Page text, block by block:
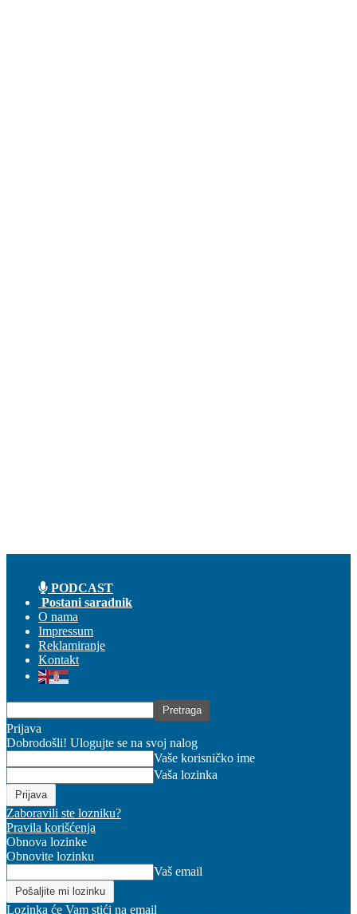
PODCAST
Postani saradnik
O nama
Impressum
Reklamiranje
Kontakt
Prijava
Dobrodošli! Ulogujte se na svoj nalog
Vaše korisničko ime
Vaša lozinka
Zaboravili ste lozniku?
Pravila korišćenja
Obnova lozinke
Obnovite lozinku
Vaš email
Lozinka će Vam stići na email